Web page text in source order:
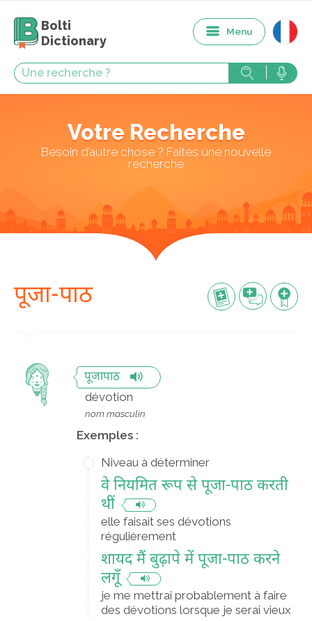
Bolti
Dictionary
Menu
Votre Recherche
Besoin d’autre chose ? Faites une nouvelle
recherche
पूजा-पाठ
पूजापाठ
dévotion
nom masculin
Exemples :
Niveau à déterminer
वे नियमित रूप से पूजा-पाठ करती
थीं
elle faisait ses dévotions
régulièrement
शायद मैं बुढ़ापे में पूजा-पाठ करने
लगूँ
je me mettrai probablement à faire
des dévotions lorsque je serai vieux